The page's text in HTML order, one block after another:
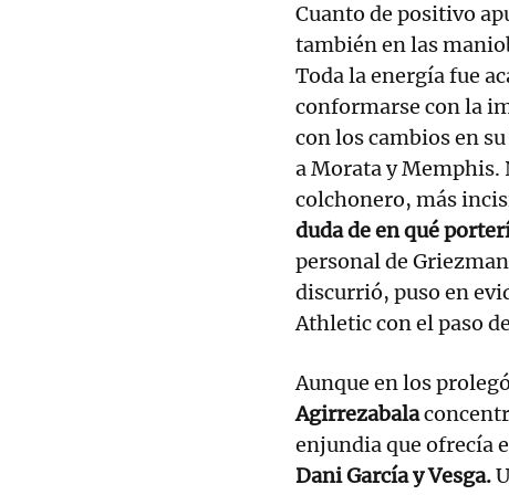
Cuanto de positivo
también en las
Toda la energía fue
conformarse con la
con los cambios en
a Morata y Memphis.
colchonero, más
duda de en qué
personal de
discurrió, puso en
Athletic con el paso
Aunque en los
Agirrezabala
enjundia que ofrecía
Dani García y Vesga.